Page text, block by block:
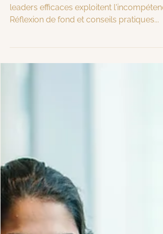
Au-delà des reproches: comment les
leaders efficaces exploitent